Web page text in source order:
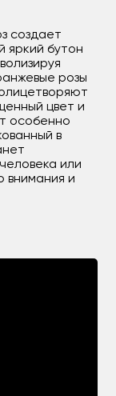
создает
яркий бутон
розы
цвет и
особенно
в
или
внимания и